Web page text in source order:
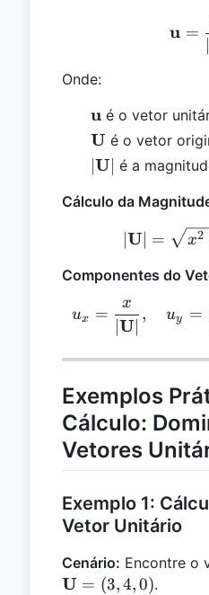
u =
Onde:
\mathbf{u}
u é o vetor
\mathbf{U}
U é o vetor
|\mathbf{U}|
U é a
Cálculo da
U = x2
Componentes do
ux =
∣U∣
x
, uy =
Exemplos
Cálculo:
Vetores
Exemplo 1:
Vetor Unitário
Cenário: Encontre o
U = (3,4,0).